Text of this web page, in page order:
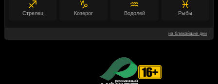
♐
Стрелец
♑
Козерог
♒
Водолей
♓
Рыбы
на ближайшие дни